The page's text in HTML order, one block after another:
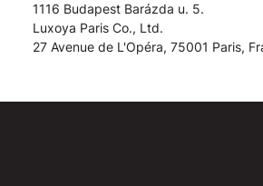
1116 Budapest Barázda u. 5.
Luxoya Paris Co., Ltd.
27 Avenue de L'Opéra, 75001 Paris,